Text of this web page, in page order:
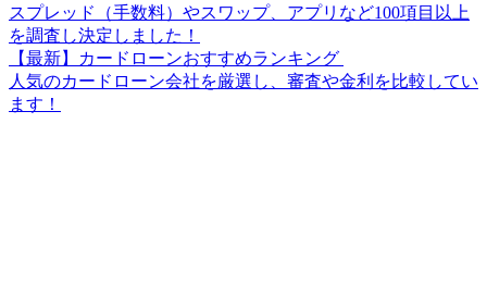
スプレッド（手数料）やスワップ、アプリなど100項目以上
を調査し決定しました！
【最新】カードローンおすすめランキング
人気のカードローン会社を厳選し、審査や金利を比較してい
ます！